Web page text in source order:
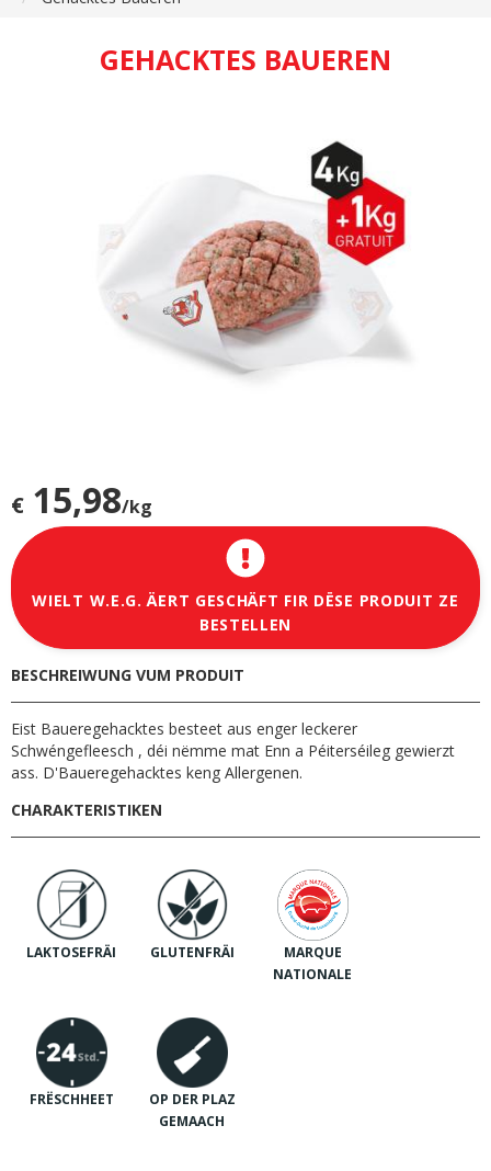
GEHACKTES BAUEREN
€ 15,98/kg
WIELT W.E.G. ÄERT GESCHÄFT FIR DËSE PRODUIT ZE
BESTELLEN
BESCHREIWUNG VUM PRODUIT
Eist Baueregehacktes besteet aus enger leckerer
Schwéngefleesch , déi nëmme mat Enn a Péiterséileg gewierzt
ass. D'Baueregehacktes keng Allergenen.
CHARAKTERISTIKEN
LAKTOSEFRÄI GLUTENFRÄI
MARQUE
NATIONALE
FRËSCHHEET
OP DER PLAZ
GEMAACH